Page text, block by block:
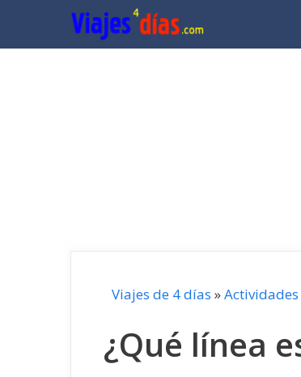
contenido
Viajes de 4 días »
¿Qué línea